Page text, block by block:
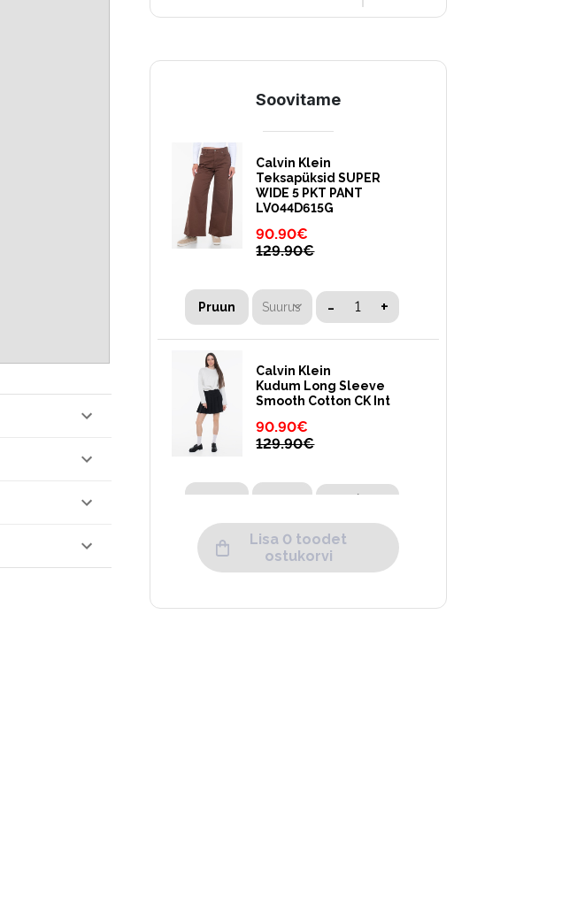
Soovitame
Calvin Klein
Teksapüksid SUPER
WIDE 5 PKT PANT
LV044D615G
90.90€
129.90€
Pruun Suurus - +
Calvin Klein
Kudum Long Sleeve
Smooth Cotton CK Int
90.90€
129.90€
Suurus - +
Calvin Klein
Lisa 0 toodet
ostukorvi